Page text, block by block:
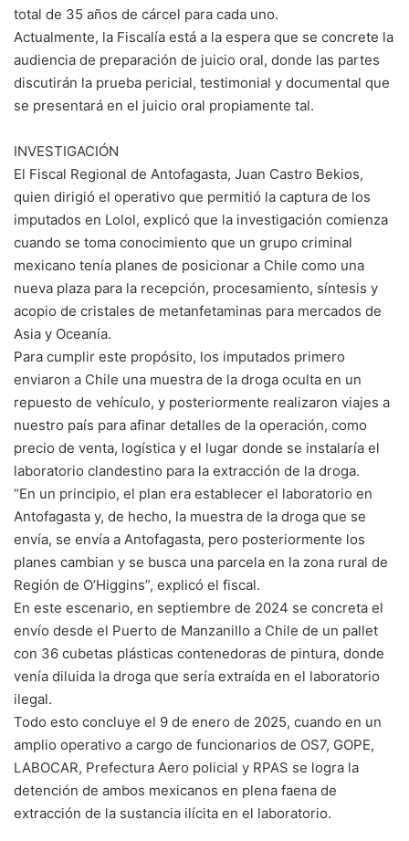
total de 35 años de cárcel para cada uno.
Actualmente, la Fiscalía está a la espera que se concrete la
audiencia de preparación de juicio oral, donde las partes
discutirán la prueba pericial, testimonial y documental que
se presentará en el juicio oral propiamente tal.
INVESTIGACIÓN
El Fiscal Regional de Antofagasta, Juan Castro Bekios,
quien dirigió el operativo que permitió la captura de los
imputados en Lolol, explicó que la investigación comienza
cuando se toma conocimiento que un grupo criminal
mexicano tenía planes de posicionar a Chile como una
nueva plaza para la recepción, procesamiento, síntesis y
acopio de cristales de metanfetaminas para mercados de
Asia y Oceanía.
Para cumplir este propósito, los imputados primero
enviaron a Chile una muestra de la droga oculta en un
repuesto de vehículo, y posteriormente realizaron viajes a
nuestro país para afinar detalles de la operación, como
precio de venta, logística y el lugar donde se instalaría el
laboratorio clandestino para la extracción de la droga.
“En un principio, el plan era establecer el laboratorio en
Antofagasta y, de hecho, la muestra de la droga que se
envía, se envía a Antofagasta, pero posteriormente los
planes cambian y se busca una parcela en la zona rural de
Región de O’Higgins”, explicó el fiscal.
En este escenario, en septiembre de 2024 se concreta el
envío desde el Puerto de Manzanillo a Chile de un pallet
con 36 cubetas plásticas contenedoras de pintura, donde
venía diluida la droga que sería extraída en el laboratorio
ilegal.
Todo esto concluye el 9 de enero de 2025, cuando en un
amplio operativo a cargo de funcionarios de OS7, GOPE,
LABOCAR, Prefectura Aero policial y RPAS se logra la
detención de ambos mexicanos en plena faena de
extracción de la sustancia ilícita en el laboratorio.